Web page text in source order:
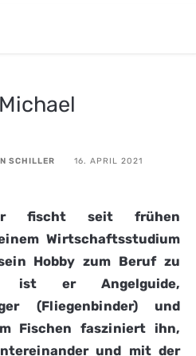
SCHILLER 16. APRIL 2021
fischt seit frühen
Wirtschaftsstudium
Hobby zum Beruf zu
ist er Angelguide,
(Fliegenbinder) und
Fischen fasziniert ihn,
und mit der